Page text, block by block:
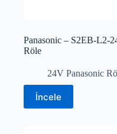
Panasonic – S2EB-L2-
Röle
24V Panasonic
İncele